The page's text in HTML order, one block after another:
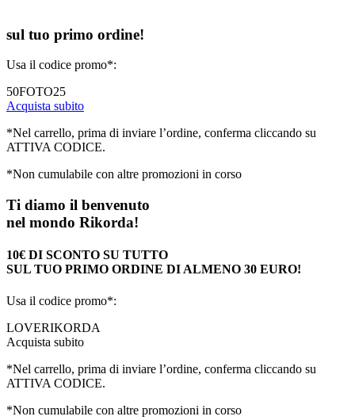
sul tuo primo ordine!
Usa il codice promo*:
50FOTO25
Acquista subito
*Nel carrello, prima di inviare l’ordine, conferma cliccando su
ATTIVA CODICE.
*Non cumulabile con altre promozioni in corso
Ti diamo il benvenuto
nel mondo Rikorda!
10€ DI SCONTO SU TUTTO
SUL TUO PRIMO ORDINE DI ALMENO 30 EURO!
Usa il codice promo*:
LOVERIKORDA
Acquista subito
*Nel carrello, prima di inviare l’ordine, conferma cliccando su
ATTIVA CODICE.
*Non cumulabile con altre promozioni in corso